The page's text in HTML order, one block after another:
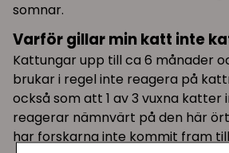
somnar.
Varför gillar min katt inte
Kattungar upp till ca 6 månader
brukar i regel inte reagera på
också som att 1 av 3 vuxna katter
reagerar nämnvärt på den här
har forskarna inte kommit fram